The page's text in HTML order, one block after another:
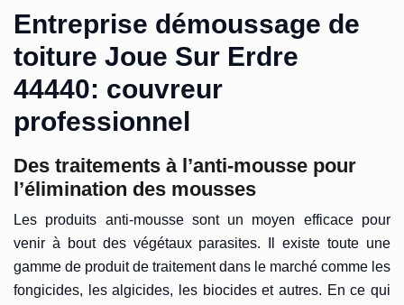
Entreprise démoussage de
toiture Joue Sur Erdre
44440: couvreur
professionnel
Des traitements à l’anti-mousse pour
l’élimination des mousses
Les produits anti-mousse sont un moyen efficace pour
venir à bout des végétaux parasites. Il existe toute une
gamme de produit de traitement dans le marché comme les
fongicides, les algicides, les biocides et autres. En ce qui